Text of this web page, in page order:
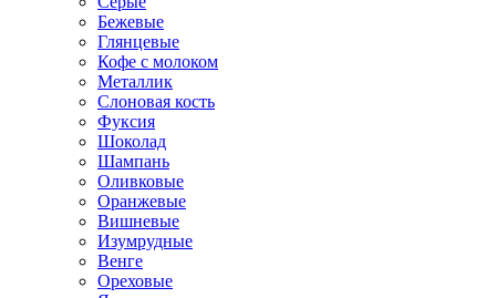
Бежевые
Глянцевые
Кофе с молоком
Металлик
Слоновая кость
Фуксия
Шоколад
Шампань
Оливковые
Оранжевые
Вишневые
Изумрудные
Венге
Ореховые